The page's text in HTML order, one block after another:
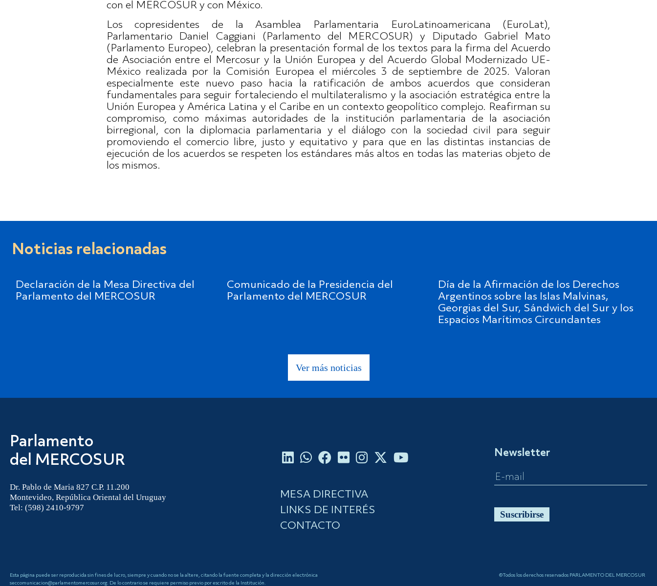
con el MERCOSUR y con México.
Los copresidentes de la Asamblea Parlamentaria EuroLatinoamericana (EuroLat),
Parlamentario Daniel Caggiani (Parlamento del MERCOSUR) y Diputado Gabriel Mato
(Parlamento Europeo), celebran la presentación formal de los textos para la firma del Acuerdo
de Asociación entre el Mercosur y la Unión Europea y del Acuerdo Global Modernizado UE-
México realizada por la Comisión Europea el miércoles 3 de septiembre de 2025. Valoran
especialmente este nuevo paso hacia la ratificación de ambos acuerdos que consideran
fundamentales para seguir fortaleciendo el multilateralismo y la asociación estratégica entre la
Unión Europea y América Latina y el Caribe en un contexto geopolítico complejo. Reafirman su
compromiso, como máximas autoridades de la institución parlamentaria de la asociación
birregional, con la diplomacia parlamentaria y el diálogo con la sociedad civil para seguir
promoviendo el comercio libre, justo y equitativo y para que en las distintas instancias de
ejecución de los acuerdos se respeten los estándares más altos en todas las materias objeto de
los mismos.
Noticias relacionadas
Declaración de la Mesa Directiva del
Parlamento del MERCOSUR
Comunicado de la Presidencia del
Parlamento del MERCOSUR
Día de la Afirmación de los Derechos
Argentinos sobre las Islas Malvinas,
Georgias del Sur, Sándwich del Sur y los
Espacios Marítimos Circundantes
Ver más noticias
Parlamento
del MERCOSUR
Dr. Pablo de Maria 827 C.P. 11.200
Montevideo, República Oriental del Uruguay
Tel: (598) 2410-9797
CONTACTO
LINKS DE INTERÉS
MESA DIRECTIVA
Newsletter
Suscribirse
Esta página puede ser reproducida sin fines de lucro, siempre y cuando no se la altere, citando la fuente completa y la dirección electrónica
seccomunicacion@parlamentomercosur.org. De lo contrario se requiere permiso previo por escrito de la Institución.
©Todos los derechos reservados PARLAMENTO DEL MERCOSUR